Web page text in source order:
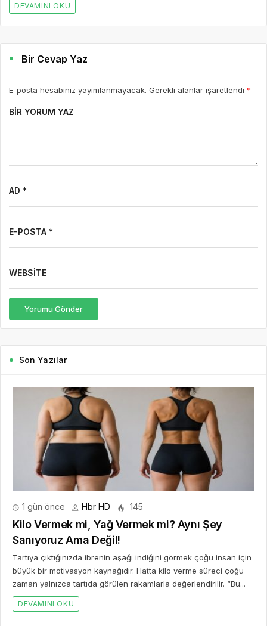
DEVAMINI OKU
Bir Cevap Yaz
E-posta hesabınız yayımlanmayacak. Gerekli alanlar işaretlendi *
BIR YORUM YAZ
AD *
E-POSTA *
WEBSITE
Yorumu Gönder
Son Yazılar
1 gün önce Hbr HD 145
Kilo Vermek mi, Yağ Vermek mi? Aynı Şey
Sanıyoruz Ama Değil!
Tartıya çıktığınızda ibrenin aşağı indiğini görmek çoğu insan için
büyük bir motivasyon kaynağıdır. Hatta kilo verme süreci çoğu
zaman yalnızca tartıda görülen rakamlarla değerlendirilir. “Bu...
DEVAMINI OKU